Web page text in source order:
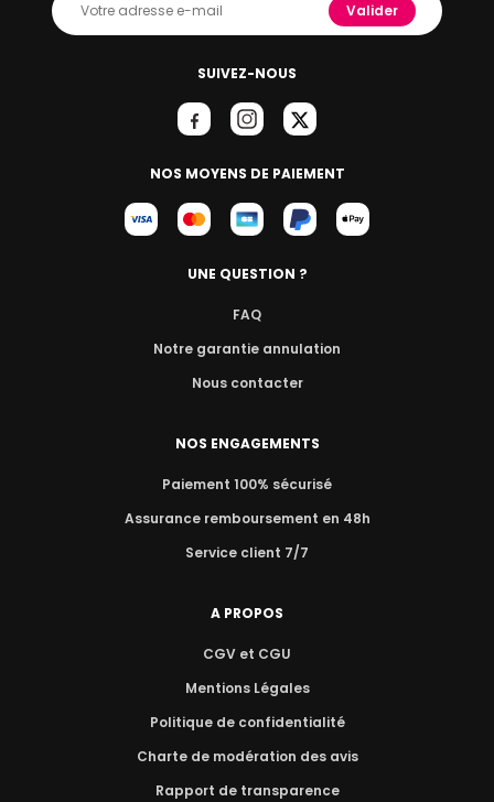
SUIVEZ-NOUS
NOS MOYENS DE PAIEMENT
Valider
UNE QUESTION ?
FAQ
Notre garantie annulation
Nous contacter
NOS ENGAGEMENTS
Paiement 100% sécurisé
Assurance remboursement en 48h
Service client 7/7
A PROPOS
CGV et CGU
Mentions Légales
Politique de confidentialité
Charte de modération des avis
Rapport de transparence